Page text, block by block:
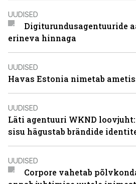
UUDISED
Digiturundusagentuuride
erineva hinnaga
UUDISED
Havas Estonia nimetab
UUDISED
Läti agentuuri WKND
sisu hägustab brändide
UUDISED
Corpore vahetab